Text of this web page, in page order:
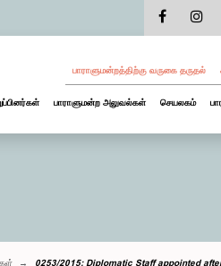
பாராளுமன்றத்திற்கு வருகை தருதல்
பாராளுமன்ற அலுவல்கள் செயலகம்
0253/2015: Diplomatic Staff appointed